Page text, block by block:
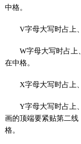
中格。
V字母大写时占上
W字母大写时占上
在中格。
X字母大写时占上
Y字母大写时占上
画的顶端要紧贴第二
格。